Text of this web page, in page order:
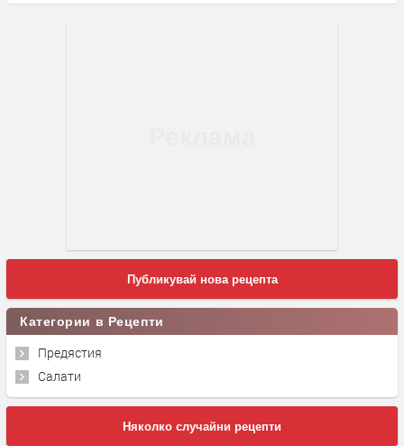
Публикувай нова рецепта
Категории в Рецепти
Предястия
Салати
Няколко случайни рецепти